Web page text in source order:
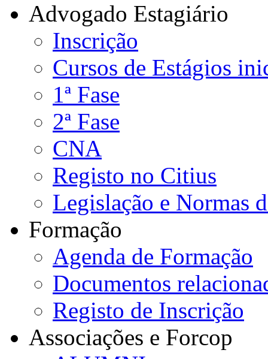
Advogado Estagiário
Inscrição
Cursos de Estágios
1ª Fase
2ª Fase
CNA
Registo no Citius
Legislação e Normas
Formação
Agenda de Formação
Documentos
Registo de Inscrição
Associações e Forcop